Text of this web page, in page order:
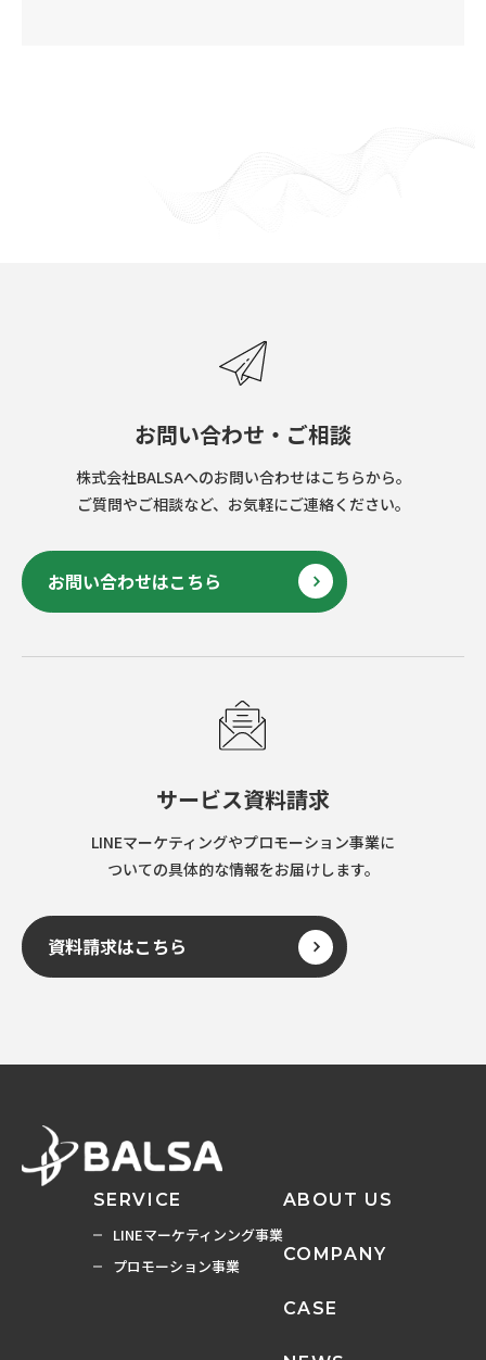
お問い合わせ・ご相談
株式会社BALSAへのお問い合わせはこちらから。
ご質問やご相談など、お気軽にご連絡ください。
お問い合わせはこちら
サービス資料請求
LINEマーケティングやプロモーション事業に
ついての具体的な情報をお届けします。
資料請求はこちら
SERVICE
LINEマーケティンング事業
プロモーション事業
ABOUT US
COMPANY
CASE